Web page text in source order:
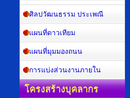
ศิลปวัฒนธรรม ประเพณี
แผนที่ดาวเทียม
แผนที่มุมมองถนน
การแบ่งส่วนงานภายใน
โครงสร้างบุคลากร